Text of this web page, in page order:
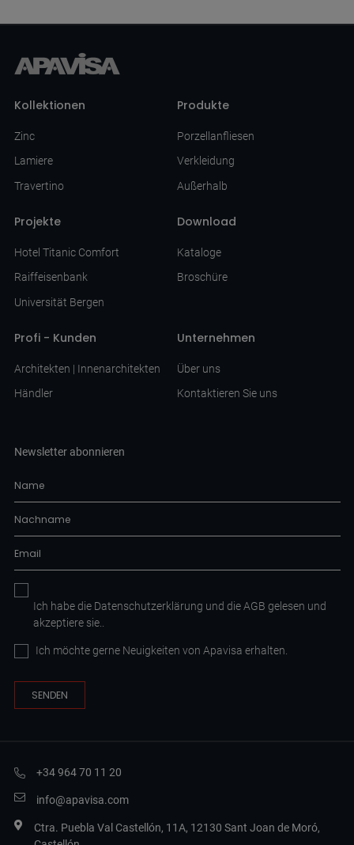
Kollektionen
Zinc
Lamiere
Travertino
Produkte
Porzellanfliesen
Verkleidung
Außerhalb
Projekte
Hotel Titanic Comfort
Raiffeisenbank
Universität Bergen
Download
Kataloge
Broschüre
Profi - Kunden
Architekten | Innenarchitekten
Händler
Unternehmen
Über uns
Kontaktieren Sie uns
Newsletter abonnieren
Ich habe die Datenschutzerklärung und die AGB gelesen und
akzeptiere sie..
Ich möchte gerne Neuigkeiten von Apavisa erhalten.
+34 964 70 11 20
info@apavisa.com
Ctra. Puebla Val Castellón, 11A, 12130 Sant Joan de Moró,